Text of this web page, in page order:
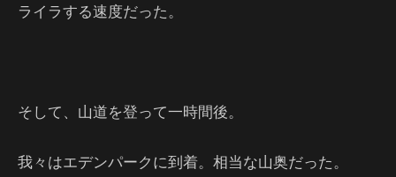
ライラする速度だった。
そして、山道を登って一時間後。
我々はエデンパークに到着。相当な山奥だった。